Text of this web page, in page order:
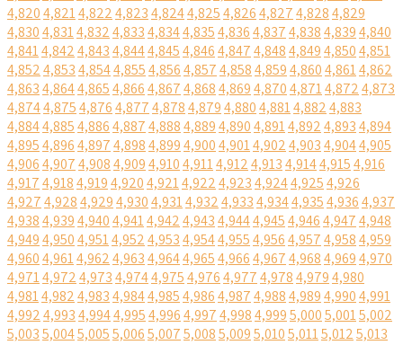
4,8204,8214,8224,8234,8244,8254,8264,8274,8284,829
4,8304,8314,8324,8334,8344,8354,8364,8374,8384,8394,840
4,8414,8424,8434,8444,8454,8464,8474,8484,8494,8504,851
4,8524,8534,8544,8554,8564,8574,8584,8594,8604,8614,862
4,8634,8644,8654,8664,8674,8684,8694,8704,8714,8724,873
4,8744,8754,8764,8774,8784,8794,8804,8814,8824,883
4,8844,8854,8864,8874,8884,8894,8904,8914,8924,8934,894
4,8954,8964,8974,8984,8994,9004,9014,9024,9034,9044,905
4,9064,9074,9084,9094,9104,9114,9124,9134,9144,9154,916
4,9174,9184,9194,9204,9214,9224,9234,9244,9254,926
4,9274,9284,9294,9304,9314,9324,9334,9344,9354,9364,937
4,9384,9394,9404,9414,9424,9434,9444,9454,9464,9474,948
4,9494,9504,9514,9524,9534,9544,9554,9564,9574,9584,959
4,9604,9614,9624,9634,9644,9654,9664,9674,9684,9694,970
4,9714,9724,9734,9744,9754,9764,9774,9784,9794,980
4,9814,9824,9834,9844,9854,9864,9874,9884,9894,9904,991
4,9924,9934,9944,9954,9964,9974,9984,9995,0005,0015,002
5,0035,0045,0055,0065,0075,0085,0095,0105,0115,0125,013